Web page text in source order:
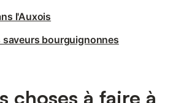
l'Auxois
saveurs bourguignonnes
choses à faire à